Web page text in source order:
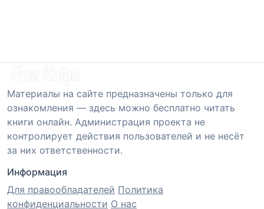
Материалы на сайте предназначены только для
ознакомления — здесь можно бесплатно читать
книги онлайн. Администрация проекта не
контролирует действия пользователей и не несёт
за них ответственности.
Информация
Для правообладателей Политика
конфиденциальности О нас